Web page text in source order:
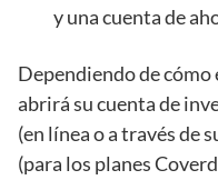
y una cuenta de
Dependiendo de
abrirá su cuenta de
(en línea o a través de
(para los planes